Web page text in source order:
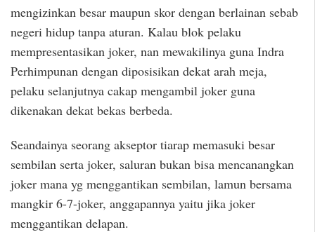
mengizinkan besar maupun skor dengan berlainan sebab
negeri hidup tanpa aturan. Kalau blok pelaku
mempresentasikan joker, nan mewakilinya guna Indra
Perhimpunan dengan diposisikan dekat arah meja,
pelaku selanjutnya cakap mengambil joker guna
dikenakan dekat bekas berbeda.
Seandainya seorang akseptor tiarap memasuki besar
sembilan serta joker, saluran bukan bisa mencanangkan
joker mana yg menggantikan sembilan, lamun bersama
mangkir 6-7-joker, anggapannya yaitu jika joker
menggantikan delapan.